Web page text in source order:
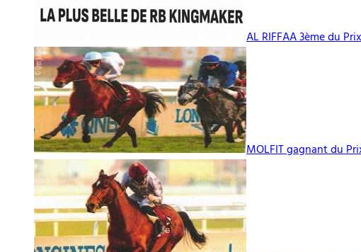
AL RIFFAA 3ème du
MOLFIT gagnant du